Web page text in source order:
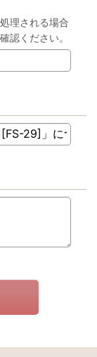
理される場合
認ください。